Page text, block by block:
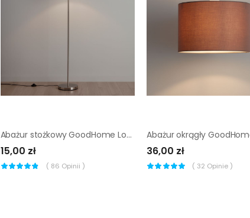
Abażur stożkowy GoodHome Lokombi M czerwony
15,00 zł
( 86 Opinii )
36,00 zł
( 32 Opinie )